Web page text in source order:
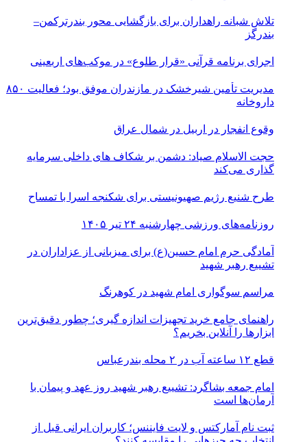
تلاش شبانه راهداران برای بازگشایی محور بندرترکمن–
بندرگز
اجرای برنامه قرآنی «قرار طلوع» در موکب‌های اربعینی
مدیریت تأمین شیرخشک در مازندران موفق بود؛ فعالیت ۸۵۰
داروخانه
وقوع انفجار در اربیل در شمال عراق
حجت الاسلام صیاد: دشمن بر شکاف‌ های داخلی سرمایه‌
گذاری می‌کند
طرح شنیع رژیم صهیونیستی برای شکنجه اسرا با تمساح
روزنامه‌های ورزشی چهارشنبه ۲۴ تیر ۱۴۰۵
آمادگی حرم امام حسین(ع) برای میزبانی از عزاداران در
تشییع رهبر شهید
مراسم سوگواری امام شهید در کوهرنگ
راهنمای جامع خرید تجهیزات اندازه گیری؛ چطور دقیق‌ترین
ابزارها را آنلاین بخریم؟
قطع ۱۲ ساعته آب در ۲ محله بندرعباس
امام جمعه بشاگرد: تشییع رهبر شهید روز عهد و پیمان با
آرمان‌ها است
ثبت نام آمارکتس و لایت فایننس؛ کاربران ایرانی قبل از